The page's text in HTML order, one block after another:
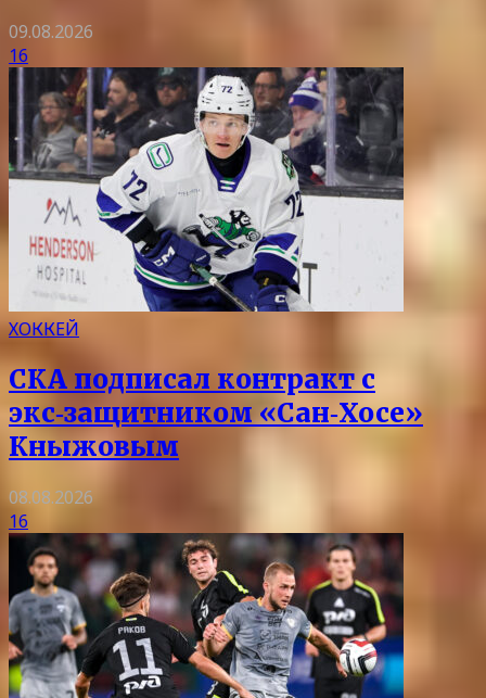
09.08.2026
16
ХОККЕЙ
СКА подписал контракт с
экс‑защитником «Сан‑Хосе»
Кныжовым
08.08.2026
16